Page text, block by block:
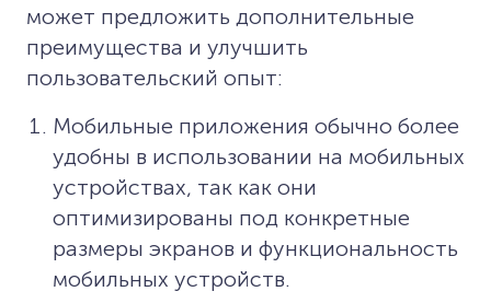
может предложить дополнительные
преимущества и улучшить
пользовательский опыт:
Мобильные приложения обычно более
удобны в использовании на мобильных
устройствах, так как они
оптимизированы под конкретные
размеры экранов и функциональность
мобильных устройств.